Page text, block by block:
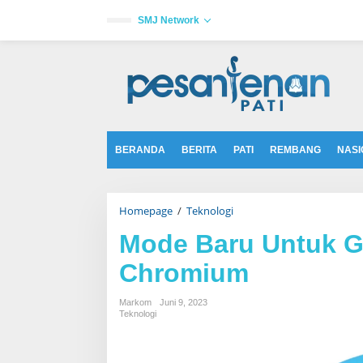
a
SMJ Network
BERANDA BERITA PATI REMBANG
Homepage / Teknologi
e
a
r
Mode Baru Untuk
Chromium
Markom
Juni 9, 2023
Teknologi